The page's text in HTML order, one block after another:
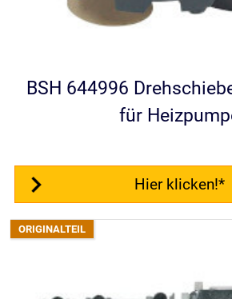
BSH 644996
für
Hier klicken!*